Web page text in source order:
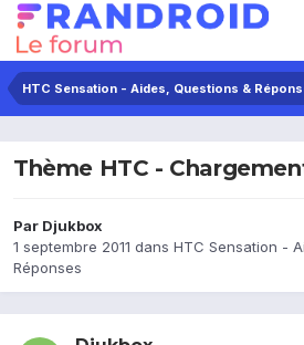
HTC Sensation - Aides, Questions &
Thème HTC -
Par Djukbox
1 septembre 2011 dans HTC Sensation -
Réponses